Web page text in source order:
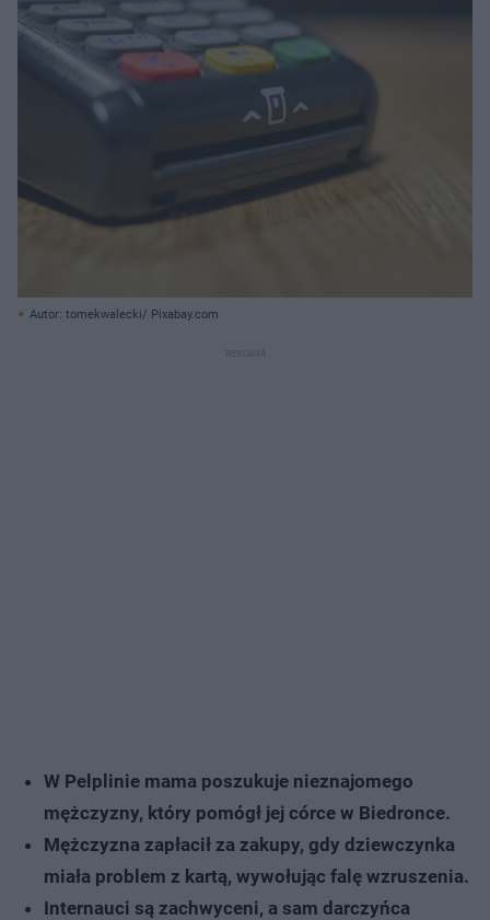
Autor: tomekwalecki/ Pixabay.com
W Pelplinie mama poszukuje nieznajomego
mężczyzny, który pomógł jej córce w Biedronce.
Mężczyzna zapłacił za zakupy, gdy dziewczynka
miała problem z kartą, wywołując falę wzruszenia.
Internauci są zachwyceni, a sam darczyńca